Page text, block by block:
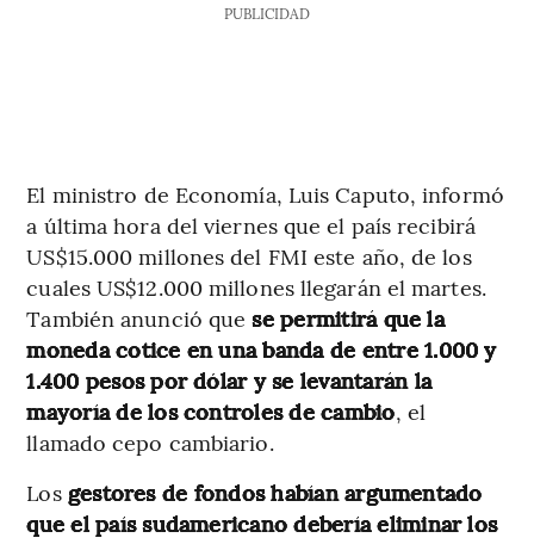
PUBLICIDAD
El ministro de Economía, Luis Caputo, informó
a última hora del viernes que el país recibirá
US$15.000 millones del FMI este año, de los
cuales US$12.000 millones llegarán el martes.
También anunció quese permitirá que la
moneda cotice en una banda de entre 1.000 y
1.400 pesos por dólar y se levantarán la
mayoría de los controles de cambio, el
llamado cepo cambiario.
Los gestores de fondos habían argumentado
que el país sudamericano debería eliminar los